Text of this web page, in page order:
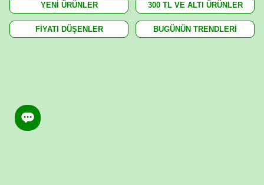
YENİ ÜRÜNLER 300 TL VE ALTI ÜRÜNLER
FİYATI DÜŞENLER BUGÜNÜN TRENDLERİ